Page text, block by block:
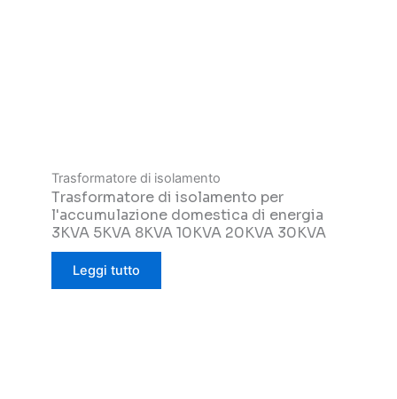
Trasformatore di isolamento
Trasformatore di isolamento per
l'accumulazione domestica di energia
3KVA 5KVA 8KVA 10KVA 20KVA 30KVA
Leggi tutto